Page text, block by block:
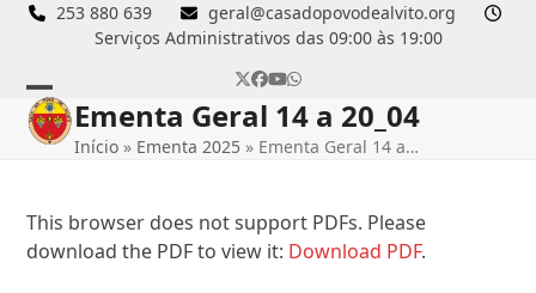
Skip
253 880 639
geral@casadopovodealvito.org
Serviços Administrativos das 09:00 às 19:00
Twitter
Facebook
YouTube
Whatsapp
Open
mobile
Close
mobile
Ementa Geral 14 a 20_04
Início » Ementa 2025 » Ementa Geral 14 a…
This browser does not support PDFs. Please
download the PDF to view it: Download PDF.